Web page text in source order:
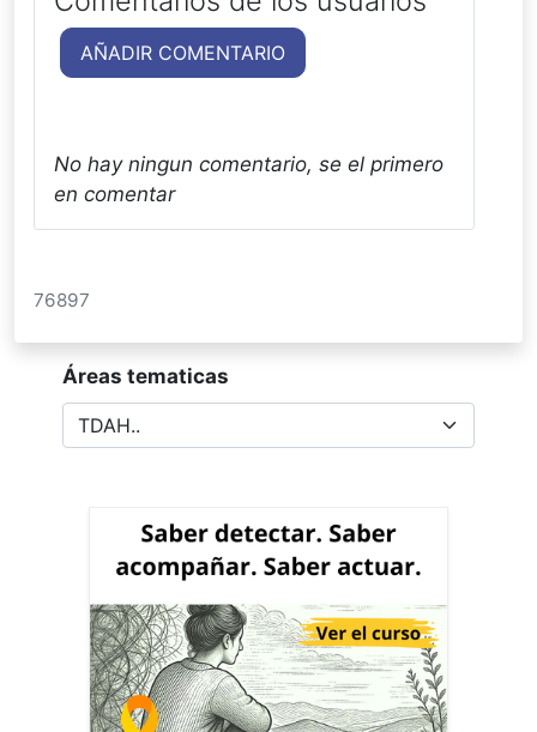
AÑADIR COMENTARIO
No hay ningun comentario, se el primero
en comentar
76897
Áreas tematicas